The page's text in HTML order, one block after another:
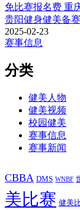
免比赛报名费 重
贵阳健身健美备
2025-02-23
赛事信息
分类
健美人物
健美视频
校园健美
赛事信息
赛事新闻
CBBA DMS WNBF
美比赛 健美